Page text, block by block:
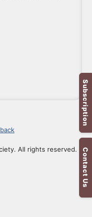
Subscription
Contact Us
All rights reserved.